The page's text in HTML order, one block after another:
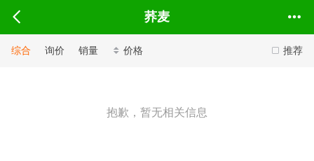
荞麦
推荐
综合 询价 销量 价格
抱歉，暂无相关信息